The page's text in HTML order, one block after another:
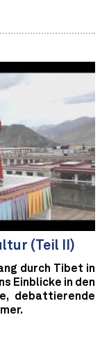
(Teil II)
durch Tibet in
Einblicke in den
debattierende